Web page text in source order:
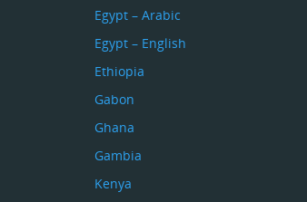
Egypt – Arabic
Egypt – English
Ethiopia
Gabon
Ghana
Gambia
Kenya